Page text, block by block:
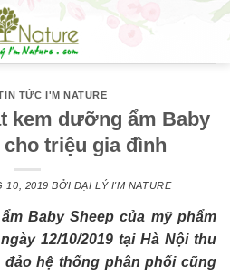
TỨC I'M NATURE
kem dưỡng ẩm Baby
cho triệu gia đình
10, 2019 BỞI ĐẠI LÝ I'M NATURE
Baby Sheep của mỹ phẩm
12/10/2019 tại Hà Nội thu
hệ thống phân phối cũng